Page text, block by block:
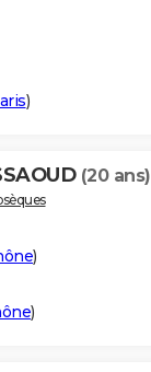
)
(20 ans)
)
)